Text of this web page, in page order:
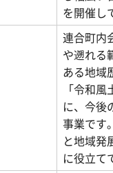
を開催し
連合町内
や遡れる
ある地域
「令和
に、今後
事業です
と地域発
に役立て